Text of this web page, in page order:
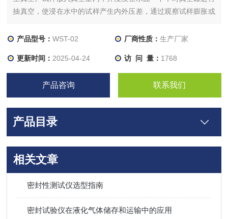
抽真空，使浸在水中的试样产生内外压差，通过观察试样膨胀或
产品型号：WST-02 厂商性质： 生产厂家
更新时间： 2025-04-24 访 问 量： 1768
产品咨询 联系我们
产品目录
相关文章
密封性测试仪选型指南
密封试验仪在液化气体储存和运输中的应用